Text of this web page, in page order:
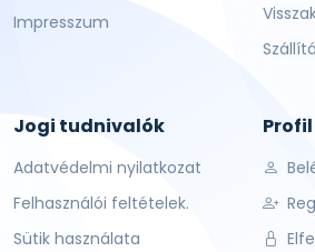
Impresszum
Jogi tudnivalók
Adatvédelmi nyilatkozat
Felhasználói feltételek.
Sütik használata
Profil